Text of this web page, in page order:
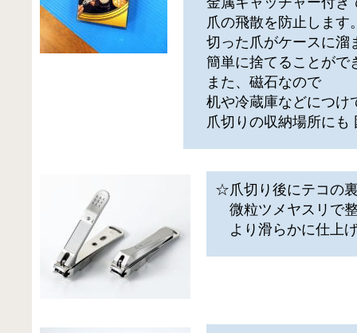
爪の飛散を防止します
切った爪がケースに溜
簡単に捨てることがで
また、磁石なので
机や冷蔵庫などにつけ
爪切りの収納場所にも
☆爪切り後にテコの
微粒ツメヤスリで
より滑らかに仕上